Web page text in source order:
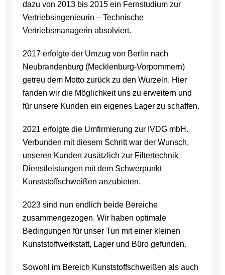
dazu von 2013 bis 2015 ein Fernstudium zur
Vertriebsingenieurin – Technische
Vertriebsmanagerin absolviert.
2017 erfolgte der Umzug von Berlin nach
Neubrandenburg (Mecklenburg-Vorpommern)
getreu dem Motto zurück zu den Wurzeln. Hier
fanden wir die Möglichkeit uns zu erweitern und
für unsere Kunden ein eigenes Lager zu schaffen.
2021 erfolgte die Umfirmierung zur IVDG mbH.
Verbunden mit diesem Schritt war der Wunsch,
unseren Kunden zusätzlich zur Filtertechnik
Dienstleistungen mit dem Schwerpunkt
Kunststoffschweißen anzubieten.
2023 sind nun endlich beide Bereiche
zusammengezogen. Wir haben optimale
Bedingungen für unser Tun mit einer kleinen
Kunststoffwerkstatt, Lager und Büro gefunden.
Sowohl im Bereich Kunststoffschweißen als auch